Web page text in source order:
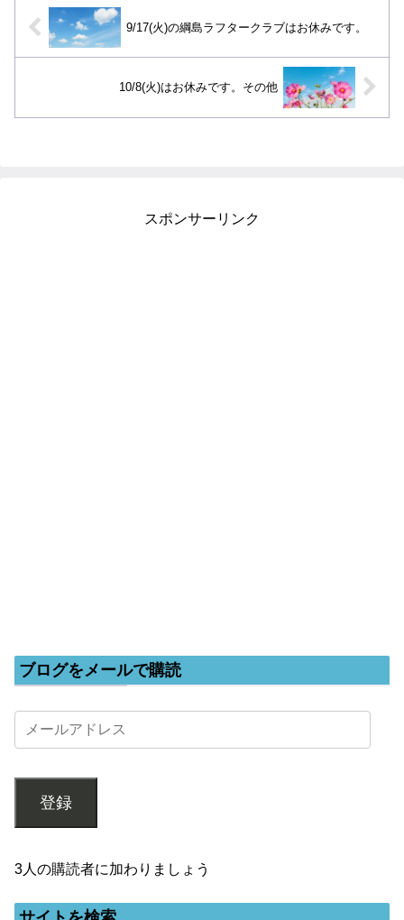
9/17(火)の綱島ラフタークラブはお休みです。
10/8(火)はお休みです。その他
スポンサーリンク
ブログをメールで購読
登録
3人の購読者に加わりましょう